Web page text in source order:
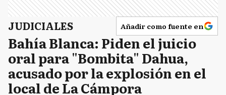
JUDICIALES Añadir como fuente en
Bahía Blanca: Piden el juicio
oral para "Bombita" Dahua,
acusado por la explosión en el
local de La Cámpora